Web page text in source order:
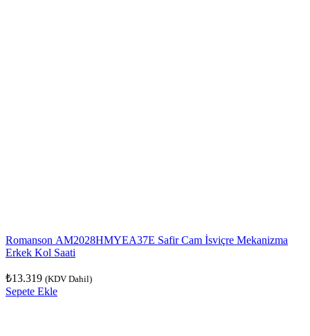
Romanson AM2028HMYEA37E Safir Cam İsviçre Mekanizma
Erkek Kol Saati
₺13.319 (KDV Dahil)
Sepete Ekle